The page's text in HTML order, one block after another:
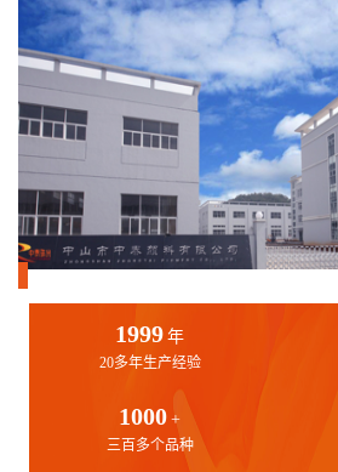
1999 年
20多年生产经验
1000 +
三百多个品种